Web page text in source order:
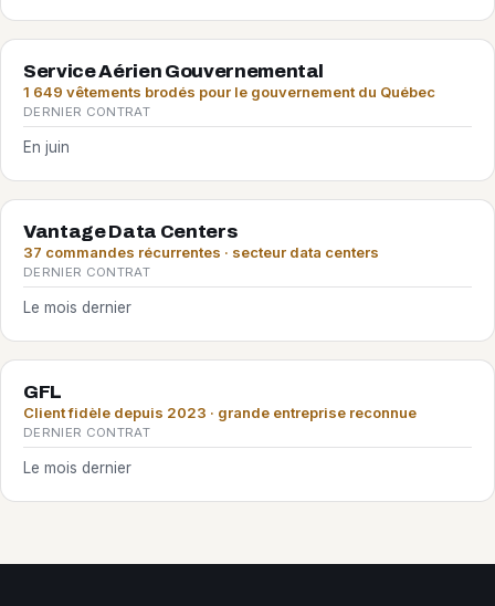
Service Aérien Gouvernemental
1 649 vêtements brodés pour le gouvernement du Québec
DERNIER CONTRAT
En juin
Vantage Data Centers
37 commandes récurrentes · secteur data centers
DERNIER CONTRAT
Le mois dernier
GFL
Client fidèle depuis 2023 · grande entreprise reconnue
DERNIER CONTRAT
Le mois dernier